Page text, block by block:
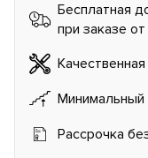
Бесплатная
при заказе
Рассрочка